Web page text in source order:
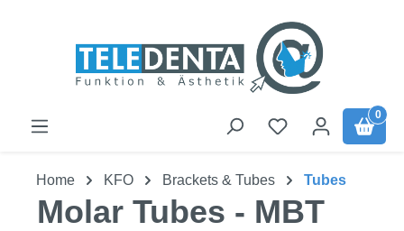
0
Home KFO Brackets & Tubes Tubes
Molar Tubes - MBT